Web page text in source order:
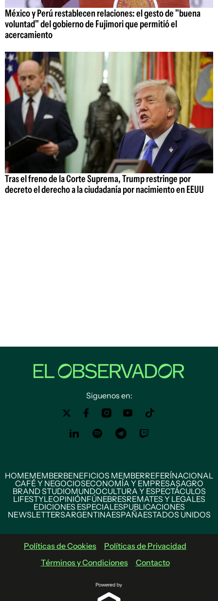
México y Perú restablecen relaciones: el gesto de "buena
voluntad" del gobierno de Fujimori que permitió el
acercamiento
Tras el freno de la Corte Suprema, Trump restringe por
decreto el derecho a la ciudadanía por nacimiento en EEUU
Siguenos en:
HOMEMEMBERBENEFICIOS MEMBERREFERÍNACIONAL
CAFÉ Y NEGOCIOSECONOMÍA Y EMPRESASAGRO
BRAND STUDIOMUNDOCULTURA Y ESPECTÁCULOS
LIFESTYLEOPINIÓNFÚNEBRESREMATES Y LEGALES
EDICIONES ESPECIALESPUBLICACIONES
NEWSLETTERSARGENTINAESPAÑAESTADOS UNIDOS
Políticas de Cookies
Políticas de Privacidad
Términos y Condiciones
Contacto